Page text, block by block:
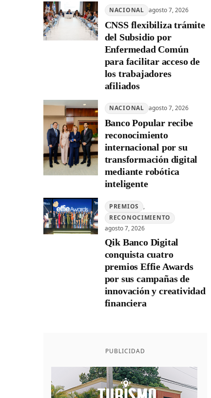
NACIONAL agosto 7, 2026
CNSS flexibiliza trámite
del Subsidio por
Enfermedad Común
para facilitar acceso de
los trabajadores
afiliados
NACIONAL agosto 7, 2026
Banco Popular recibe
reconocimiento
internacional por su
transformación digital
mediante robótica
inteligente
PREMIOS
,
RECONOCIMIENTO
agosto 7, 2026
Qik Banco Digital
conquista cuatro
premios Effie Awards
por sus campañas de
innovación y creatividad
financiera
PUBLICIDAD